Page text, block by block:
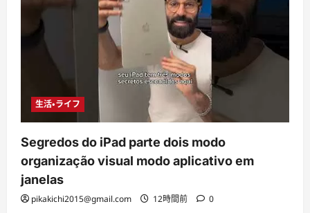
生活・ライフ
Segredos do iPad parte dois modo
organização visual modo aplicativo em
janelas
pikakichi2015@gmail.com 12時間前 0